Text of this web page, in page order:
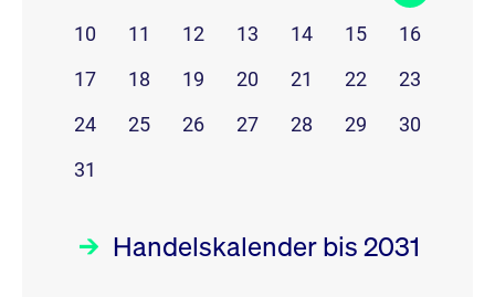
10 11 12 13 14 15
16
17
18 19 20 21 22
23
24
25 26 27 28 29
30
31
Handelskalender bis 2031